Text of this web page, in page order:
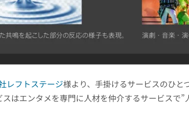
レフトステージ様より、手掛けるサービスのひと
はエンタメを専門に人材を仲介するサービスで